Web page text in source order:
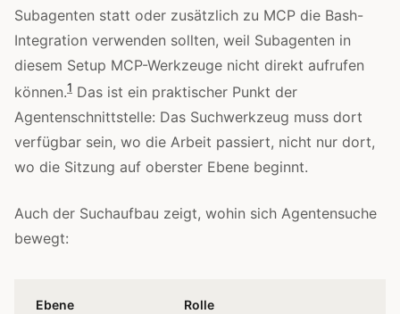
Subagenten statt oder zusätzlich zu MCP die Bash-
Integration verwenden sollten, weil Subagenten in
diesem Setup MCP-Werkzeuge nicht direkt aufrufen
können.1 Das ist ein praktischer Punkt der
Agentenschnittstelle: Das Suchwerkzeug muss dort
verfügbar sein, wo die Arbeit passiert, nicht nur dort,
wo die Sitzung auf oberster Ebene beginnt.
Auch der Suchaufbau zeigt, wohin sich Agentensuche
bewegt:
Ebene Rolle